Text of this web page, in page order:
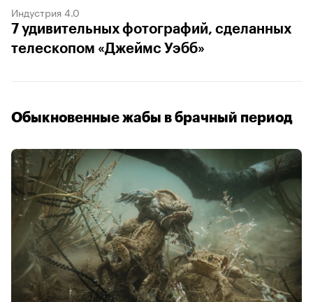
Индустрия 4.0
7 удивительных фотографий, сделанных
телескопом «Джеймс Уэбб»
Обыкновенные жабы в брачный период